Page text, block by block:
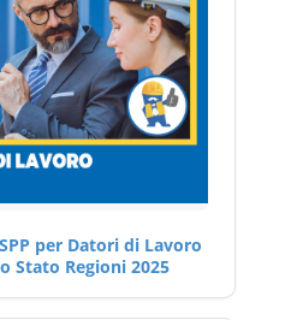
per Datori di Lavoro
Stato Regioni 2025